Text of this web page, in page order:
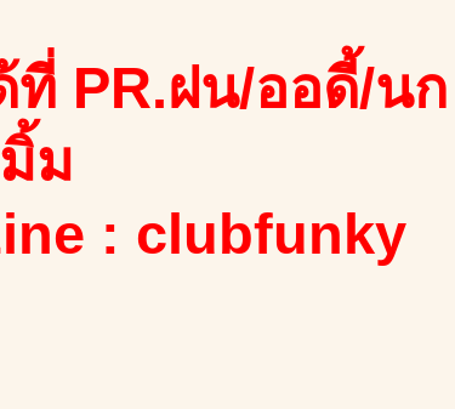
PR.ฝน/ออดี้/นก
ม
: clubfunky